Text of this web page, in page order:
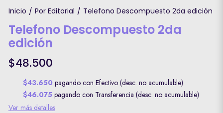
Inicio / Por Editorial / Telefono Descompuesto 2da edición
Telefono Descompuesto 2da
edición
$48.500
$43.650 pagando con Efectivo (desc. no acumulable)
$46.075 pagando con Transferencia (desc. no acumulable)
Ver más detalles